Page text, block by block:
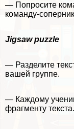
— Попросите
комaнду-
Jigsaw puzzle
— Разделите
вашей группе.
— Каждому
фрагменту текста.